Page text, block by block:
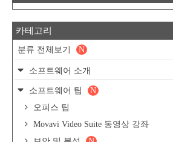
카테고리
분류 전체보기 N
소프트웨어 소개
소프트웨어 팁
N
오피스 팁
Movavi Video Suite 동영상 강좌